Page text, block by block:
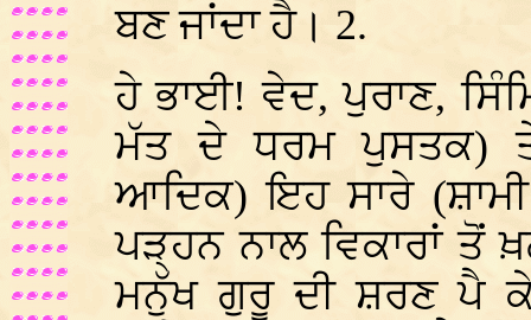
ਬਣ ਜਾਂਦਾ ਹੈ। 2.
ਹੇ ਭਾਈ! ਵੇਦ, ਪੁਰਾਣ,
ਮੱਤ ਦੇ ਧਰਮ ਪੁਸਤਕ)
ਆਦਿਕ) ਇਹ ਸਾਰੇ
ਪੜ੍ਹਨ ਨਾਲ ਵਿਕਾਰਾਂ ਤੋਂ
ਮਨੁੱਖ ਗੁਰੂ ਦੀ ਸ਼ਰਣ ਪੈ